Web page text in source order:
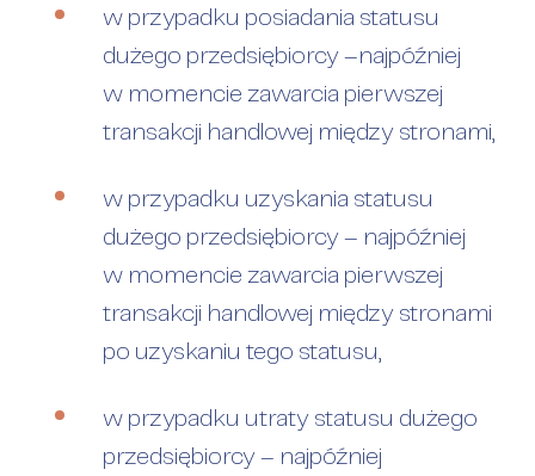
w przypadku posiadania statusu
dużego przedsiębiorcy –najpóźniej
w momencie zawarcia pierwszej
transakcji handlowej między stronami,
w przypadku uzyskania statusu
dużego przedsiębiorcy – najpóźniej
w momencie zawarcia pierwszej
transakcji handlowej między stronami
po uzyskaniu tego statusu,
w przypadku utraty statusu dużego
przedsiębiorcy – najpóźniej